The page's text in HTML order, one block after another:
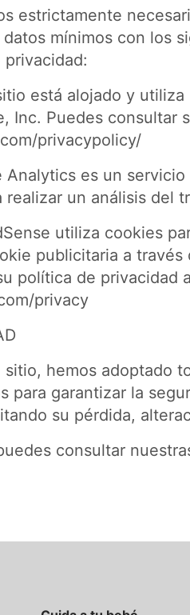
estrictamente
mínimos con los
está alojado y
Inc. Puedes consultar
privacypolicy/
es un
un análisis del
utiliza cookies
publicitaria a
política de privacidad
privacy
hemos adoptado
para garantizar la
su pérdida,
consultar